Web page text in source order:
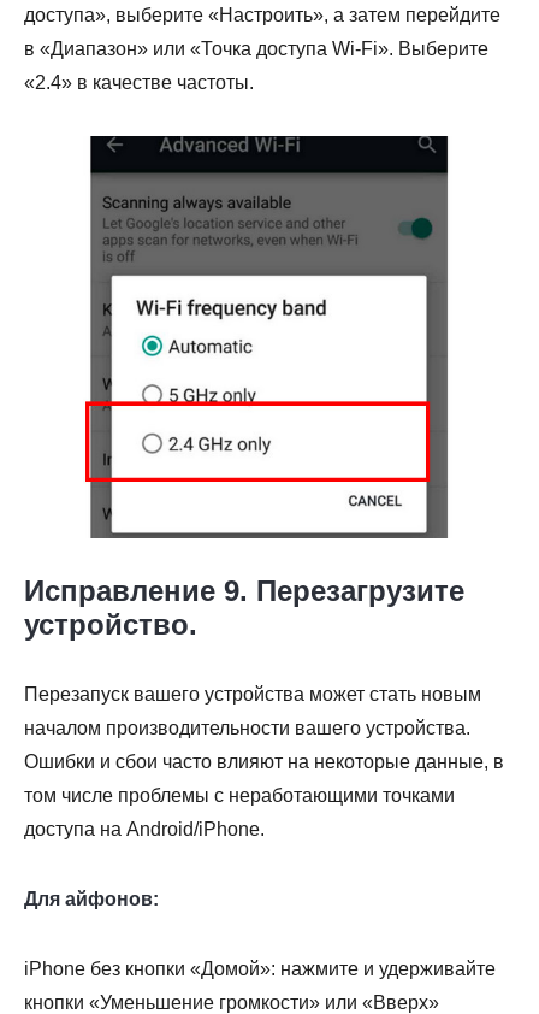
доступа», выберите «Настроить», а затем перейдите
в «Диапазон» или «Точка доступа Wi-Fi». Выберите
«2.4» в качестве частоты.
Исправление 9. Перезагрузите
устройство.
Перезапуск вашего устройства может стать новым
началом производительности вашего устройства.
Ошибки и сбои часто влияют на некоторые данные, в
том числе проблемы с неработающими точками
доступа на Android/iPhone.
Для айфонов:
iPhone без кнопки «Домой»: нажмите и удерживайте
кнопки «Уменьшение громкости» или «Вверх»